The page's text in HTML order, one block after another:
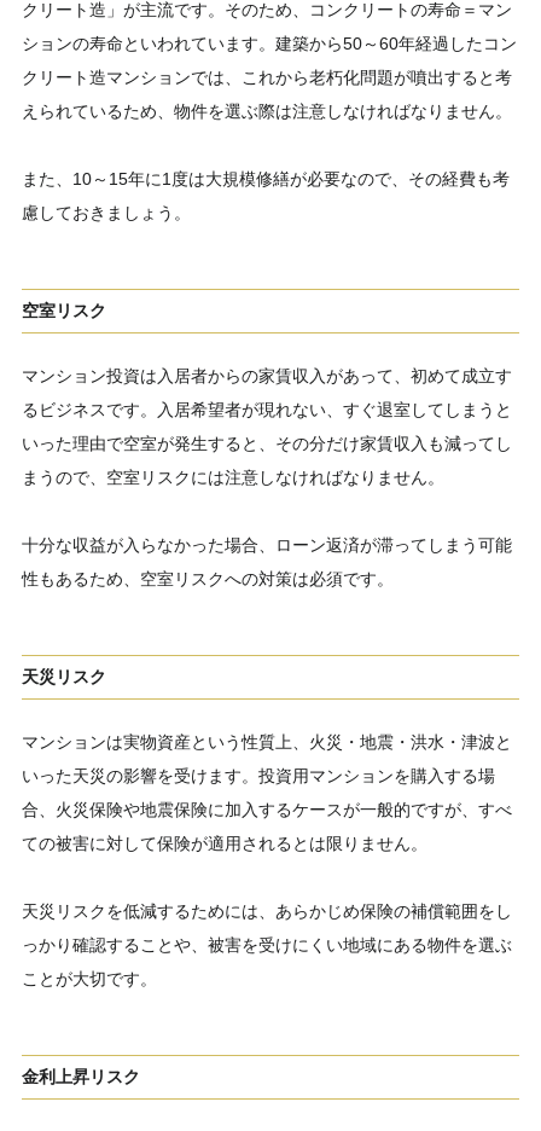
クリート造」が主流です。そのため、コンクリートの寿命＝マン
ションの寿命といわれています。建築から50～60年経過したコン
クリート造マンションでは、これから老朽化問題が噴出すると考
えられているため、物件を選ぶ際は注意しなければなりません。
また、10～15年に1度は大規模修繕が必要なので、その経費も考
慮しておきましょう。
空室リスク
マンション投資は入居者からの家賃収入があって、初めて成立す
るビジネスです。入居希望者が現れない、すぐ退室してしまうと
いった理由で空室が発生すると、その分だけ家賃収入も減ってし
まうので、空室リスクには注意しなければなりません。
十分な収益が入らなかった場合、ローン返済が滞ってしまう可能
性もあるため、空室リスクへの対策は必須です。
天災リスク
マンションは実物資産という性質上、火災・地震・洪水・津波と
いった天災の影響を受けます。投資用マンションを購入する場
合、火災保険や地震保険に加入するケースが一般的ですが、すべ
ての被害に対して保険が適用されるとは限りません。
天災リスクを低減するためには、あらかじめ保険の補償範囲をし
っかり確認することや、被害を受けにくい地域にある物件を選ぶ
ことが大切です。
金利上昇リスク